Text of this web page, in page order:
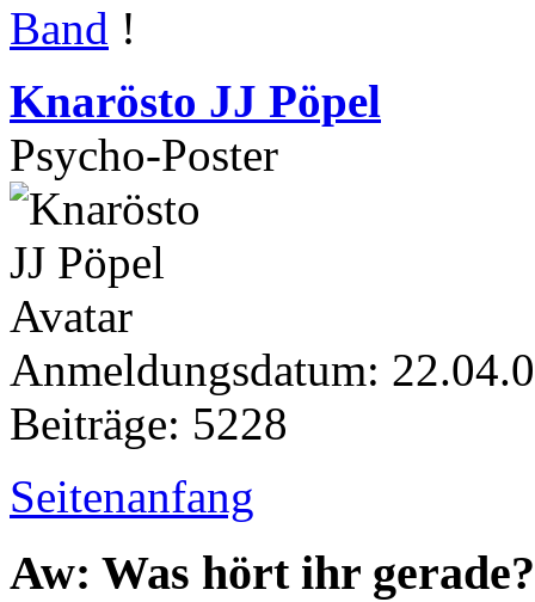
Band !
Knarösto JJ Pöpel
Psycho-Poster
Anmeldungsdatum:
Beiträge: 5228
Seitenanfang
Aw: Was hört ihr gerade?